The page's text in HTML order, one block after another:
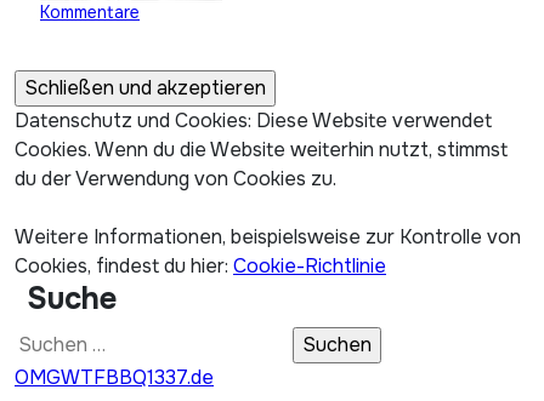
Kommentare
Datenschutz und Cookies: Diese Website verwendet
Cookies. Wenn du die Website weiterhin nutzt, stimmst
du der Verwendung von Cookies zu.
Weitere Informationen, beispielsweise zur Kontrolle von
Cookies, findest du hier: Cookie-Richtlinie
Suche
Suchen
nach:
OMGWTFBBQ1337.de